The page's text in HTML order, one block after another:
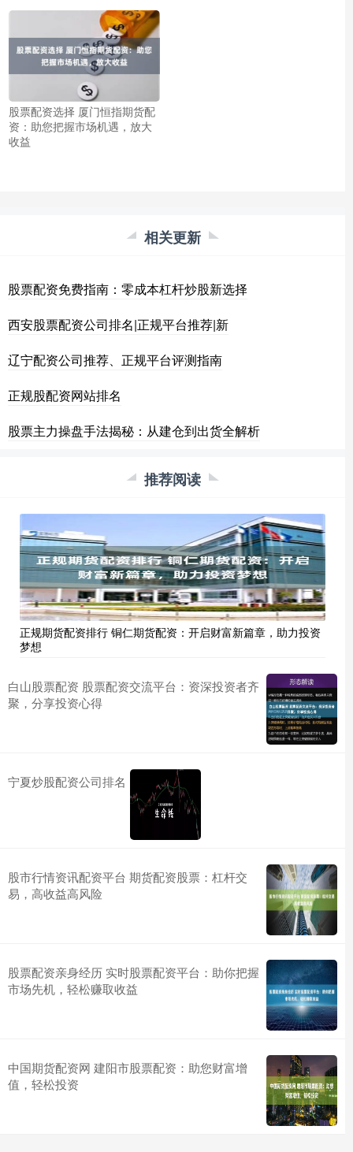
股票配资选择 厦门恒指期货配
资：助您把握市场机遇，放大
收益
相关更新
股票配资免费指南：零成本杠杆炒股新选择
西安股票配资公司排名|正规平台推荐|新
辽宁配资公司推荐、正规平台评测指南
正规股配资网站排名
股票主力操盘手法揭秘：从建仓到出货全解析
推荐阅读
正规期货配资排行 铜仁期货配资：开启财富新篇章，助力投资
梦想
白山股票配资 股票配资交流平台：资深投资者齐
聚，分享投资心得
宁夏炒股配资公司排名
股市行情资讯配资平台 期货配资股票：杠杆交
易，高收益高风险
股票配资亲身经历 实时股票配资平台：助你把握
市场先机，轻松赚取收益
中国期货配资网 建阳市股票配资：助您财富增
值，轻松投资